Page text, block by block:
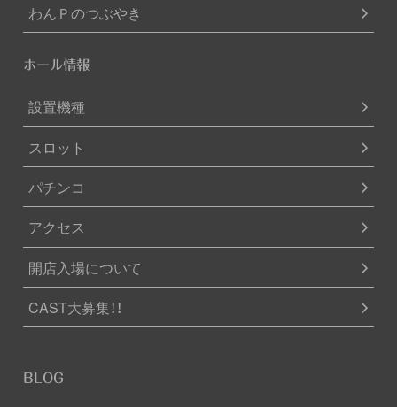
わんＰのつぶやき
ホール情報
設置機種
スロット
パチンコ
アクセス
開店入場について
CAST大募集！！
BLOG